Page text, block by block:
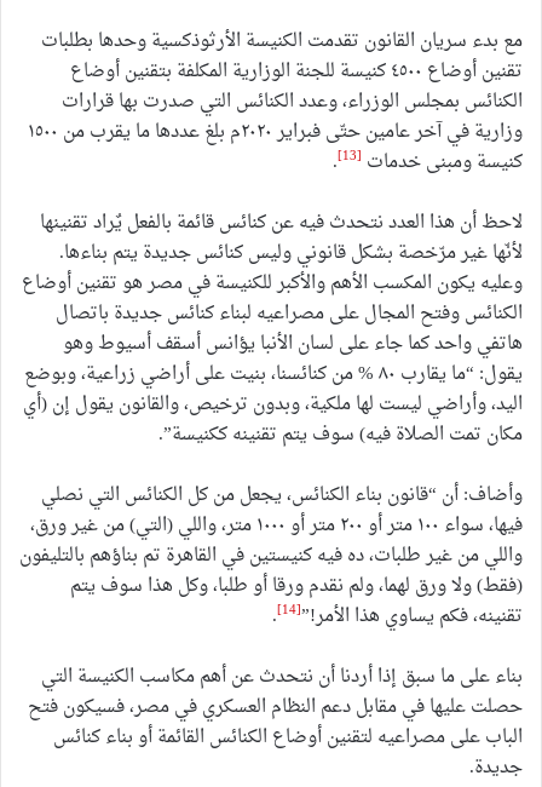
مع بدء سريان القانون تقدمت الكنيسة الأرثوذكسية وحدها بطلبات
تقنين أوضاع ٤٥٠٠ كنيسة للجنة الوزارية المكلفة بتقنين أوضاع
الكنائس بمجلس الوزراء، وعدد الكنائس التي صدرت بها قرارات
وزارية في آخر عامين حتّى فبراير ٢٠٢٠م بلغ عددها ما يقرب من ١٥٠٠
كنيسة ومبنى خدمات [13]
.
لاحظ أن هذا العدد نتحدث فيه عن كنائس قائمة بالفعل يٌراد تقنينها
لأنّها غير مرّخصة بشكل قانوني وليس كنائس جديدة يتم بناءها.
وعليه يكون المكسب الأهم والأكبر للكنيسة في مصر هو تقنين أوضاع
الكنائس وفتح المجال على مصراعيه لبناء كنائس جديدة باتصال
هاتفي واحد كما جاء على لسان الأنبا يؤانس أسقف أسيوط وهو
يقول: “ما يقارب ٨٠ % من كنائسنا، بنيت على أراضي زراعية، وبوضع
اليد، وأراضي ليست لها ملكية، وبدون ترخيص، والقانون يقول إن (أي
مكان تمت الصلاة فيه) سوف يتم تقنينه ككنيسة”.
وأضاف: أن “قانون بناء الكنائس، يجعل من كل الكنائس التي نصلي
فيها، سواء ١٠٠ متر أو ٢٠٠ متر أو ١٠٠٠ متر، واللي (التي) من غير ورق،
واللي من غير طلبات، ده فيه كنيستين في القاهرة تم بناؤهم بالتليفون
(فقط) ولا ورق لهما، ولم نقدم ورقا أو طلبا، وكل هذا سوف يتم
تقنينه، فكم يساوي هذا الأمر!”[14]
.
بناء على ما سبق إذا أردنا أن نتحدث عن أهم مكاسب الكنيسة التي
حصلت عليها في مقابل دعم النظام العسكري في مصر، فسيكون فتح
الباب على مصراعيه لتقنين أوضاع الكنائس القائمة أو بناء كنائس
جديدة.